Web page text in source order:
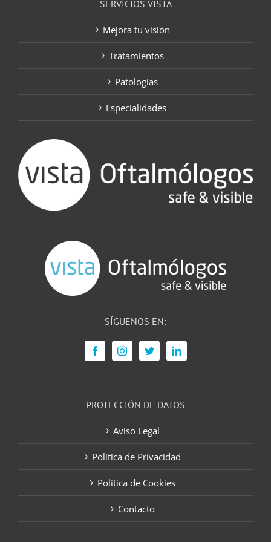
SERVICIOS VISTA
Mejora tu visión
Tratamientos
Patologías
Especialidades
SÍGUENOS EN:
PROTECCIÓN DE DATOS
Aviso Legal
Política de Privacidad
Política de Cookies
Contacto